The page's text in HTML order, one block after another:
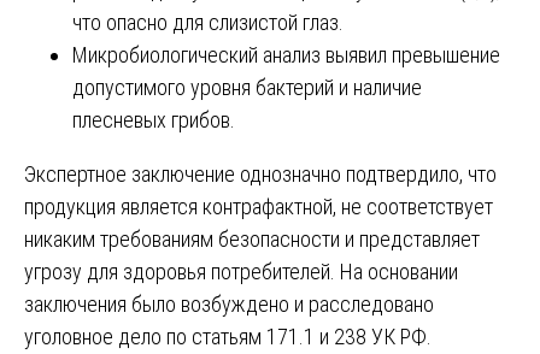
что опасно для слизистой глаз.
Микробиологический анализ выявил превышение
допустимого уровня бактерий и наличие
плесневых грибов.
Экспертное заключение однозначно подтвердило, что
продукция является контрафактной, не соответствует
никаким требованиям безопасности и представляет
угрозу для здоровья потребителей. На основании
заключения было возбуждено и расследовано
уголовное дело по статьям 171.1 и 238 УК РФ.